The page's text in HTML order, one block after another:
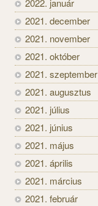
2022. január
2021. december
2021. november
2021. október
2021. szeptember
2021. augusztus
2021. július
2021. június
2021. május
2021. április
2021. március
2021. február